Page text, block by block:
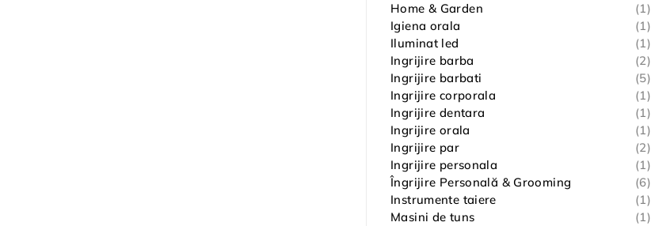
Home & Garden
(1)
Igiena orala
(1)
Iluminat led
(1)
Ingrijire barba
(2)
Ingrijire barbati
(5)
Ingrijire corporala
(1)
Ingrijire dentara
(1)
Ingrijire orala
(1)
Ingrijire par
(2)
Ingrijire personala
(1)
Îngrijire Personală & Grooming
(6)
Instrumente taiere
(1)
Masini de tuns
(1)